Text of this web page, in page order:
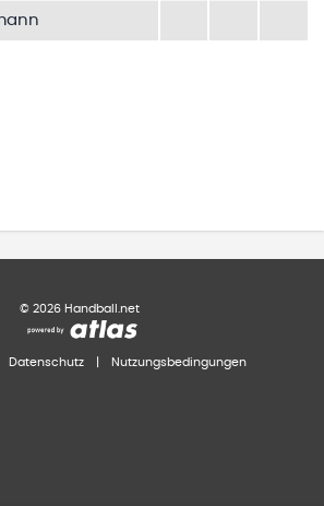
© 2026 Handball.net
Datenschutz Nutzungsbedingungen